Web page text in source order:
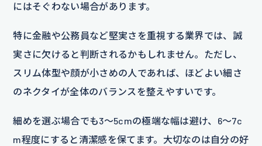
にはそぐわない場合があります。
特に金融や公務員など堅実さを重視する業界では、誠
実さに欠けると判断されるかもしれません。ただし、
スリム体型や顔が小さめの人であれば、ほどよい細さ
のネクタイが全体のバランスを整えやすいです。
細めを選ぶ場合でも3〜5cmの極端な幅は避け、6〜7c
m程度にすると清潔感を保てます。大切なのは自分の好